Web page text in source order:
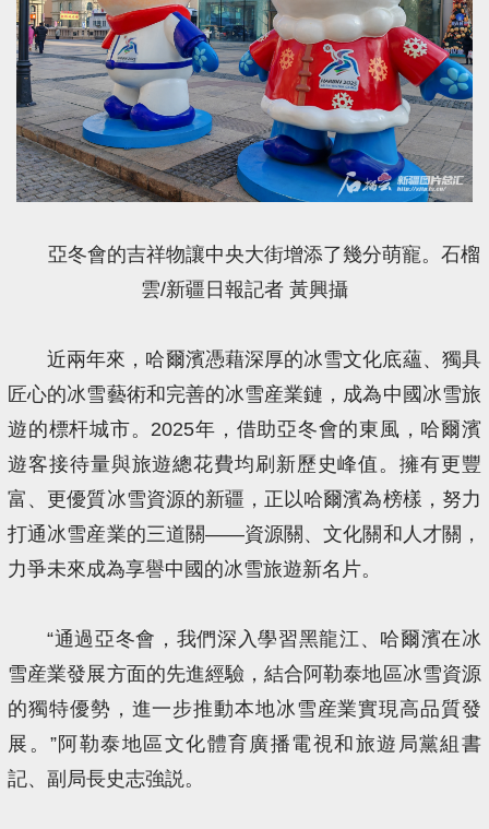
亞冬會的吉祥物讓中央大街增添了幾分萌寵。石榴
雲/新疆日報記者 黃興攝
近兩年來，哈爾濱憑藉深厚的冰雪文化底蘊、獨具
匠心的冰雪藝術和完善的冰雪産業鏈，成為中國冰雪旅
遊的標杆城市。2025年，借助亞冬會的東風，哈爾濱
遊客接待量與旅遊總花費均刷新歷史峰值。擁有更豐
富、更優質冰雪資源的新疆，正以哈爾濱為榜樣，努力
打通冰雪産業的三道關——資源關、文化關和人才關，
力爭未來成為享譽中國的冰雪旅遊新名片。
“通過亞冬會，我們深入學習黑龍江、哈爾濱在冰
雪産業發展方面的先進經驗，結合阿勒泰地區冰雪資源
的獨特優勢，進一步推動本地冰雪産業實現高品質發
展。”阿勒泰地區文化體育廣播電視和旅遊局黨組書
記、副局長史志強説。